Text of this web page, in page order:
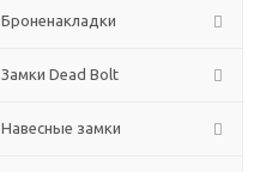
Броненакладки
Замки Dead Bolt
Навесные замки